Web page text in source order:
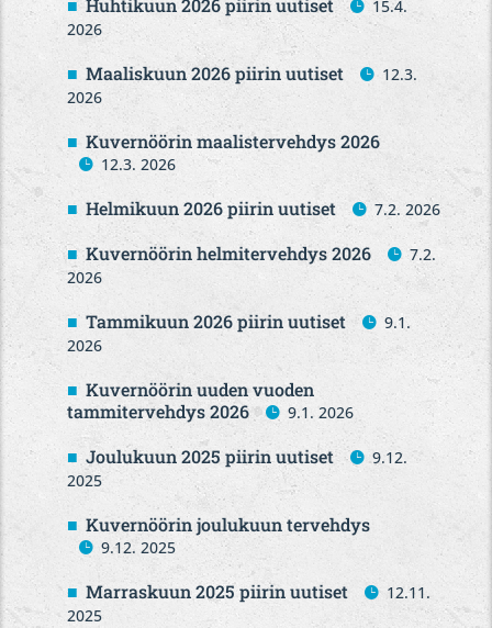
Huhtikuun 2026 piirin uutiset
15.4.
2026
Maaliskuun 2026 piirin uutiset
12.3.
2026
Kuvernöörin maalistervehdys 2026
12.3. 2026
Helmikuun 2026 piirin uutiset 7.2. 2026
Kuvernöörin helmitervehdys 2026
7.2.
2026
Tammikuun 2026 piirin uutiset
9.1.
2026
Kuvernöörin uuden vuoden
tammitervehdys 2026
9.1. 2026
Joulukuun 2025 piirin uutiset
9.12.
2025
Kuvernöörin joulukuun tervehdys
9.12. 2025
Marraskuun 2025 piirin uutiset
12.11.
2025